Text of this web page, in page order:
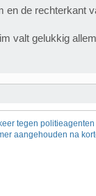
en de rechterkant
valt gelukkig
tegen politieagenten
aangehouden na